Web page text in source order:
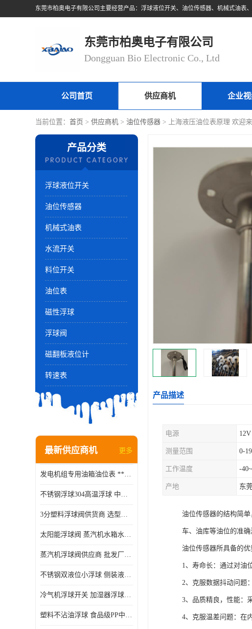
东莞市柏奥电子有限公司
Dongguan Bio Electronic Co., Ltd
公司首页 供应商机 企业
当前位置： 首页 > 供应商机 > 油位传感器 > 上海液压油位表原理 欢迎
产品分类
浮球液位开关
油位传感器
机械式油表
水流开关
料位开关
油位表
磁性浮球
浮球阀
磁翻板液位计
转速表
最新供应商机 更多
发电机组专用油箱油位表 **指针式机械式油表
不锈钢浮球304高温浮球 中空磁性浮球 规格齐全
3分塑料浮球阀供货商 选型说明
太阳能浮球阀 蒸汽机水箱水位控制阀 规格齐全
蒸汽机浮球阀供应商 批发厂家 支持定制
不锈钢双液位小浮球 侧装液位开关 金属304/316材质
冷气机浮球开关 加湿器浮球磁环 闪电发货
塑料不沾油浮球 食品级PP中空浮球302514
产品描述
电源 12V
测量范围 0-
工作温度 -
产地 东
油位传感器的结构简
车、油库等油位的准确
油位传感器所具备的优
1、寿命长：通过对油
2、克服数据抖动问题
3、品质精良，性能：
4、克服温差问题：在